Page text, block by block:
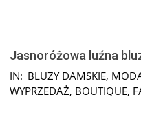
Jasnoróżowa luźna
IN: BLUZY DAMSKIE,
WYPRZEDAŻ, BOUTIQUE,